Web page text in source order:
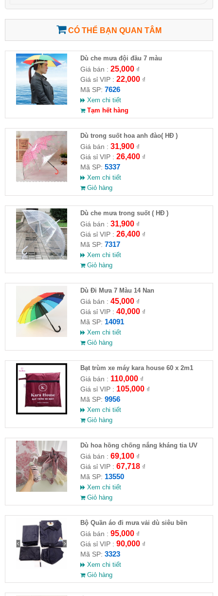
CÓ THỂ BẠN QUAN TÂM
Dù che mưa đội đầu 7 màu
Giá bán : 25,000₫
Giá sỉ VIP : 22,000₫
Mã SP: 7626
Xem chi tiết
Tạm hết hàng
Dù trong suốt hoa anh đào( HĐ )
Giá bán : 31,900₫
Giá sỉ VIP : 26,400₫
Mã SP: 5337
Xem chi tiết
Giỏ hàng
Dù che mưa trong suốt ( HĐ )
Giá bán : 31,900₫
Giá sỉ VIP : 26,400₫
Mã SP: 7317
Xem chi tiết
Giỏ hàng
Dù Đi Mưa 7 Màu 14 Nan
Giá bán : 45,000₫
Giá sỉ VIP : 40,000₫
Mã SP: 14091
Xem chi tiết
Giỏ hàng
Bạt trùm xe máy kara house 60 x 2m1
Giá bán : 110,000₫
Giá sỉ VIP : 105,000₫
Mã SP: 9956
Xem chi tiết
Giỏ hàng
Dù hoa hồng chống nắng kháng tia UV
Giá bán : 69,100₫
Giá sỉ VIP : 67,718₫
Mã SP: 13550
Xem chi tiết
Giỏ hàng
Bộ Quần áo đi mưa vải dù siêu bền
Giá bán : 95,000₫
Giá sỉ VIP : 90,000₫
Mã SP: 3323
Xem chi tiết
Giỏ hàng